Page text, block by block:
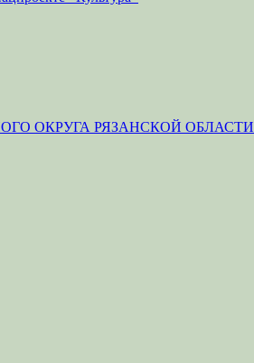
ОКРУГА РЯЗАНСКОЙ ОБЛАСТИ